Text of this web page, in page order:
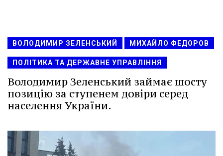
ВОЛОДИМИР ЗЕЛЕНСЬКИЙ МИХАЙЛО ФЕДОРОВ
ПОЛІТИКА ТА ДЕРЖАВНЕ УПРАВЛІННЯ
Володимир Зеленський займає шосту
позицію за ступенем довіри серед
населення України.